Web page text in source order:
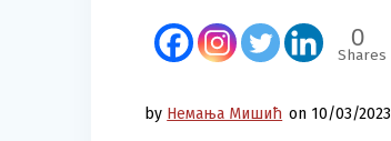
0
Shares
by Немања Мишић on 10/03/2023